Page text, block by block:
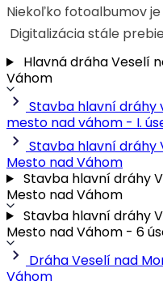
Niekoľko fotoalbumov
Digitalizácia stále
Hlavná dráha Veselí
Váhom
Stavba hlavní dráhy
mesto nad váhom - I.
Stavba hlavní dráhy
Mesto nad Váhom
Stavba hlavní dráhy
Mesto nad Váhom
Stavba hlavní dráhy
Mesto nad Váhom - 6
Dráha Veselí nad
Váhom